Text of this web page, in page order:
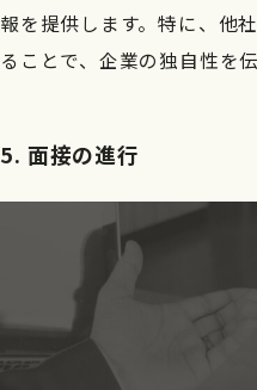
報を提供します。特に、他
ることで、企業の独自性を
5. 面接の進行